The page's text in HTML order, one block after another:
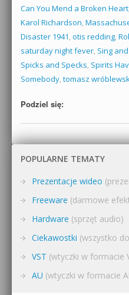
Can You Mend a Broken Heart
Karol Richardson,
Disaster 1941, otis redding,
saturday night fever, Sing
Spicks and Specks, Spirits
Somebody, tomasz
Podziel się:
POPULARNE TEMATY
Prezentacje wideo
Freeware (darmowe
Hardware (sprzęt audio)
Ciekawostki (wszystko
VST (wtyczki w formacie
AU (wtyczki w formacie